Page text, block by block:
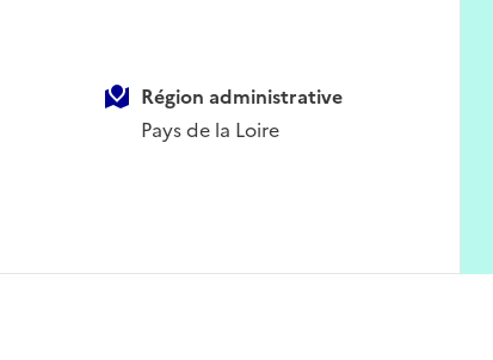
Région administrative
Pays de la Loire